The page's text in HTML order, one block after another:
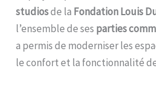
studiosde la Fondation Louis
l’ensemble de ses parties
a permis de moderniser les
le confort et la fonctionnalité